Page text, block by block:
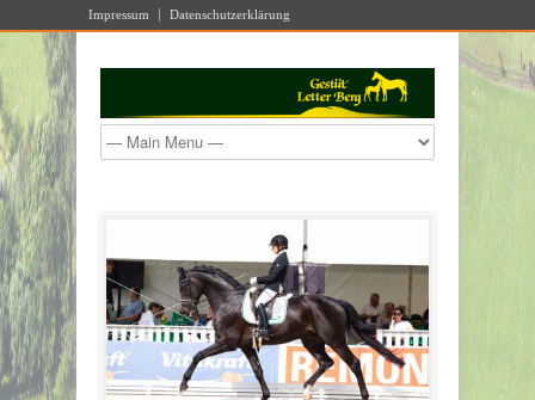
Impressum Datenschutzerklärung